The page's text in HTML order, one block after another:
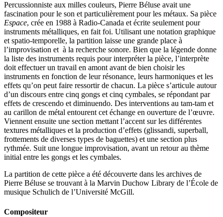
Percussionniste aux milles couleurs, Pierre Béluse avait une
fascination pour le son et particulièrement pour les métaux. Sa pièce
Espace, crée en 1988 à Radio-Canada et écrite seulement pour
instruments métalliques, en fait foi. Utilisant une notation graphique
et spatio-temporelle, la partition laisse une grande place à
l’improvisation et à la recherche sonore. Bien que la légende donne
la liste des instruments requis pour interpréter la pièce, l’interprète
doit effectuer un travail en amont avant de bien choisir les
instruments en fonction de leur résonance, leurs harmoniques et les
effets qu’on peut faire ressortir de chacun. La pièce s’articule autour
d’un discours entre cinq gongs et cinq cymbales, se répondant par
effets de crescendo et diminuendo. Des interventions au tam-tam et
au carillon de métal entourent cet échange en ouverture de l’œuvre.
Viennent ensuite une section mettant l’accent sur les différentes
textures métalliques et la production d’effets (glissandi, superball,
frottements de diverses types de baguettes) et une section plus
rythmée. Suit une longue improvisation, avant un retour au thème
initial entre les gongs et les cymbales.
La partition de cette pièce a été découverte dans les archives de
Pierre Béluse se trouvant à la Marvin Duchow Library de l’École de
musique Schulich de l’Université McGill.
Compositeur